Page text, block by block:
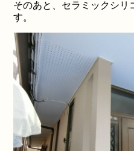
そのあと、セラミックシリ
す。